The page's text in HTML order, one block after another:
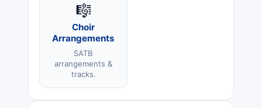
🎼
Choir
Arrangements
SATB
arrangements &
tracks.